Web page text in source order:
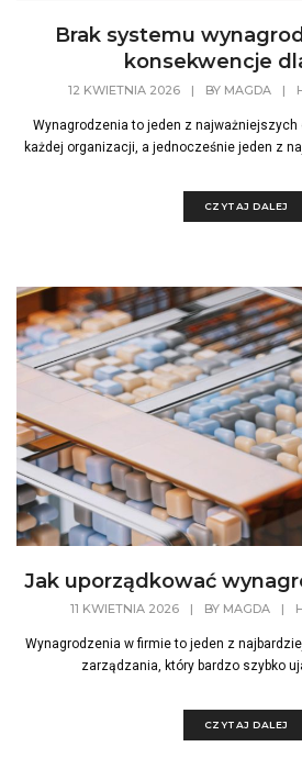
Brak systemu
konsekwencje
12 KWIETNIA 2026 | BY MAGDA |
Wynagrodzenia to jeden z
każdej organizacji, a jednocześnie jeden z
CZYTAJ DALEJ
Jak uporządkować
11 KWIETNIA 2026 | BY MAGDA |
Wynagrodzenia w firmie to jeden z
zarządzania, który bardzo szybko
CZYTAJ DALEJ